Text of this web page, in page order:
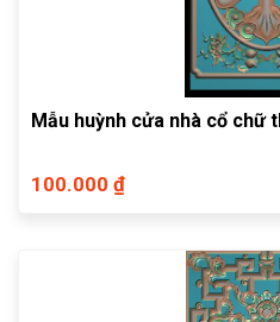
Mẫu huỳnh cửa nhà cổ chữ
100.000 ₫